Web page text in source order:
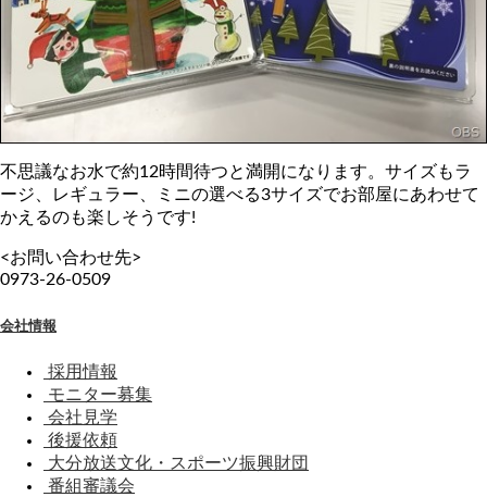
不思議なお水で約12時間待つと満開になります。サイズもラ
ージ、レギュラー、ミニの選べる3サイズでお部屋にあわせて
かえるのも楽しそうです!
<お問い合わせ先>
0973-26-0509
会社情報
採用情報
モニター募集
会社見学
後援依頼
大分放送文化・スポーツ振興財団
番組審議会